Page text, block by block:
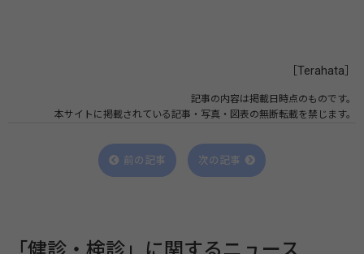
［Terahata］
記事の内容は掲載日時点のものです。
本サイトに掲載されている記事・写真・図表の無断転載を禁じます。
前の記事 次の記事